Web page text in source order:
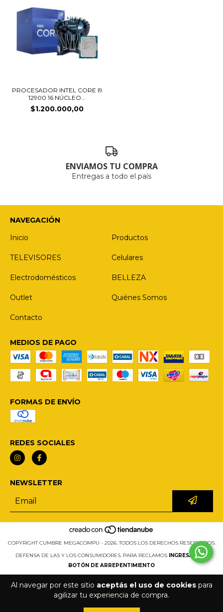
Al navegar por este sitio aceptás el uso de cookiespara
agilizar tu experiencia de compra.
PROCESADOR INTEL CORE I9
12900 16 NÚCLEO...
$1.200.000,00
ENVIAMOS TU COMPRA
Entregas a todo el país
NAVEGACIÓN
Inicio
Productos
TELEVISORES Celulares
Electrodomésticos BELLEZA
Outlet Quiénes Somos
Contacto
MEDIOS DE PAGO
FORMAS DE ENVÍO
REDES SOCIALES
NEWSLETTER
COPYRIGHT CUMBRE MEGACOMPU - 2026. TODOS LOS DERECHOS RESERVADOS.
DEFENSA DE LAS Y LOS CONSUMIDORES. PARA RECLAMOS INGRESÁ ACÁ.
BOTÓN DE ARREPENTIMIENTO